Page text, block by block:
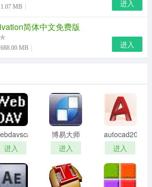
aes 保护的 pdf 文件
所有者密码
理
pdf 文件
损坏的注释
密速度
移除安全设置
在脚本中的命令行应用程序
1.07 MB 进入
简体中文免费版
688.00 MB 进入
客户端
漏洞
扫描软件)
进入
博易大师
资管版
进入
autocad2002
迷你版
进入